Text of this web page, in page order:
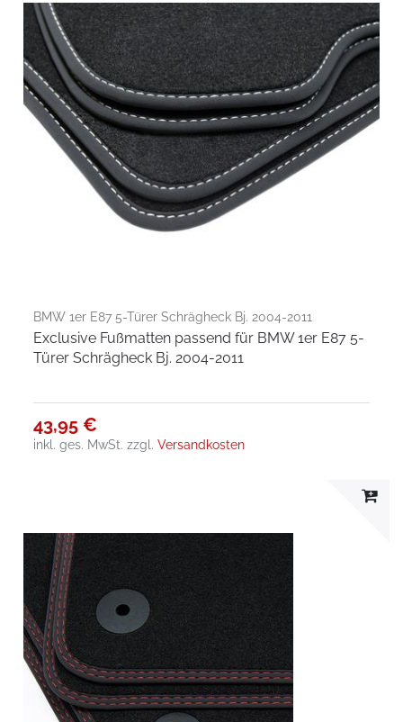
BMW 1er E87 5-Türer Schrägheck Bj. 2004-2011
Exclusive Fußmatten passend für BMW 1er E87 5-
Türer Schrägheck Bj. 2004-2011
43,95 €
inkl. ges. MwSt. zzgl.Versandkosten